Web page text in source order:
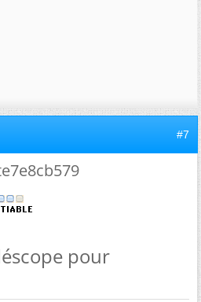
#7
pour